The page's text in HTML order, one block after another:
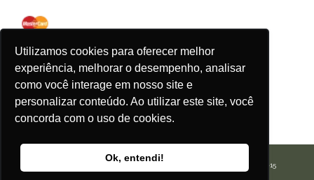
Utilizamos cookies para oferecer melhor
experiência, melhorar o desempenho, analisar
como você interage em nosso site e
personalizar conteúdo. Ao utilizar este site, você
concorda com o uso de cookies.
Ok, entendi!
CALU ROUPAS ACESSORIOS E SERVICOS LTDA | CNPJ: 42.506.175/0001-15